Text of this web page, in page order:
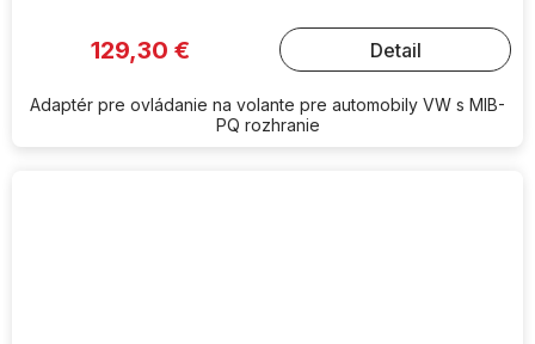
129,30 € Detail
Adaptér pre ovládanie na volante pre automobily VW s MIB-
PQ rozhranie